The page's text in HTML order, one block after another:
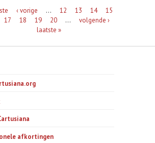
‹ vorige … 12 13 14
15
17 18 19 20 …
volgende ›
laatste »
afkortingen